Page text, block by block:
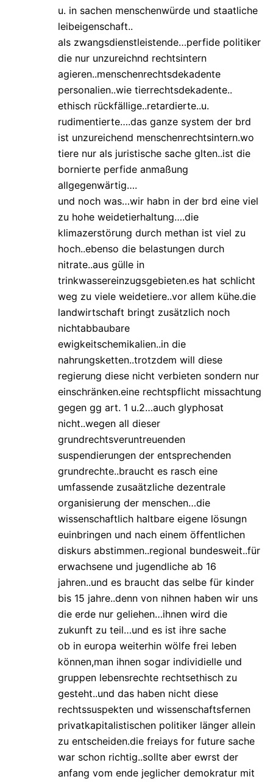
u. in sachen menschenwürde und staatliche
leibeigenschaft..
als zwangsdienstleistende…perfide politiker
die nur unzureichnd rechtsintern
agieren..menschenrechtsdekadente
personalien..wie tierrechtsdekadente..
ethisch rückfällige..retardierte..u.
rudimentierte….das ganze system der brd
ist unzureichend menschenrechtsintern.wo
tiere nur als juristische sache glten..ist die
bornierte perfide anmaßung
allgegenwärtig….
und noch was…wir habn in der brd eine viel
zu hohe weidetierhaltung….die
klimazerstörung durch methan ist viel zu
hoch..ebenso die belastungen durch
nitrate..aus gülle in
trinkwassereinzugsgebieten.es hat schlicht
weg zu viele weidetiere..vor allem kühe.die
landwirtschaft bringt zusätzlich noch
nichtabbaubare
ewigkeitschemikalien..in die
nahrungsketten..trotzdem will diese
regierung diese nicht verbieten sondern nur
einschränken.eine rechtspflicht missachtung
gegen gg art. 1 u.2…auch glyphosat
nicht..wegen all dieser
grundrechtsveruntreuenden
suspendierungen der entsprechenden
grundrechte..braucht es rasch eine
umfassende zusaätzliche dezentrale
organisierung der menschen…die
wissenschaftlich haltbare eigene lösungn
euinbringen und nach einem öffentlichen
diskurs abstimmen..regional bundesweit..für
erwachsene und jugendliche ab 16
jahren..und es braucht das selbe für kinder
bis 15 jahre..denn von nihnen haben wir uns
die erde nur geliehen…ihnen wird die
zukunft zu teil…und es ist ihre sache
ob in europa weiterhin wölfe frei leben
können,man ihnen sogar individielle und
gruppen lebensrechte rechtsethisch zu
gesteht..und das haben nicht diese
rechtssuspekten und wissenschaftsfernen
privatkapitalistischen politiker länger allein
zu entscheiden.die freiays for future sache
war schon richtig..sollte aber ewrst der
anfang vom ende jeglicher demokratur mit